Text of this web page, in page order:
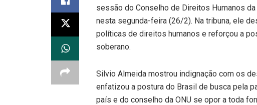
sessão do Conselho de Direitos Humanos da
nesta segunda-feira (26/2). Na tribuna, ele
políticas de direitos humanos e reforçou a
soberano.
Silvio Almeida mostrou indignação com os
enfatizou a postura do Brasil de busca pela
país e do conselho da ONU se opor a toda